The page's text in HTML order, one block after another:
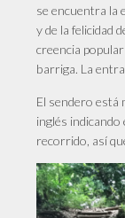
se encuentra la
y de la felicidad
creencia
barriga. La
El sendero está
inglés
recorrido, así